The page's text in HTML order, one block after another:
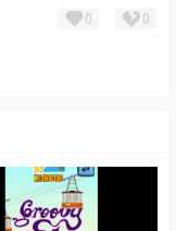
0 0